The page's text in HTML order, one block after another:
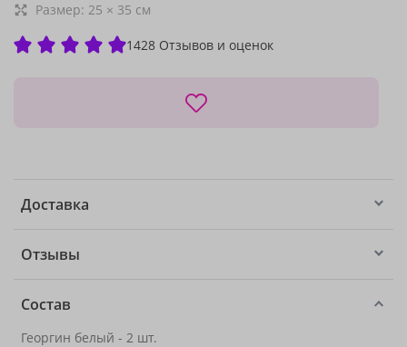
Размер: 25 × 35 см
1428 Отзывов и оценок
Доставка
Отзывы
Состав
Георгин белый - 2 шт.